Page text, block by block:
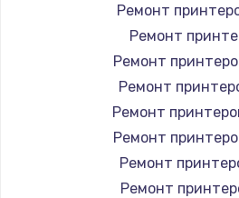
Ремонт
Ремонт
Ремонт
Ремонт
Ремонт
Ремонт
Ремонт
Ремонт